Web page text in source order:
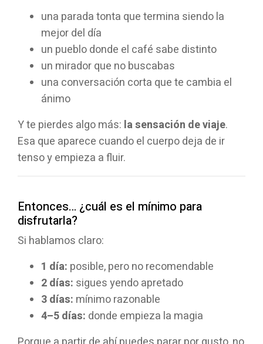
una parada tonta que termina siendo la
mejor del día
un pueblo donde el café sabe distinto
un mirador que no buscabas
una conversación corta que te cambia el
ánimo
Y te pierdes algo más: la sensación de viaje.
Esa que aparece cuando el cuerpo deja de ir
tenso y empieza a fluir.
Entonces… ¿cuál es el mínimo para
disfrutarla?
Si hablamos claro:
1 día: posible, pero no recomendable
2 días: sigues yendo apretado
3 días: mínimo razonable
4–5 días: donde empieza la magia